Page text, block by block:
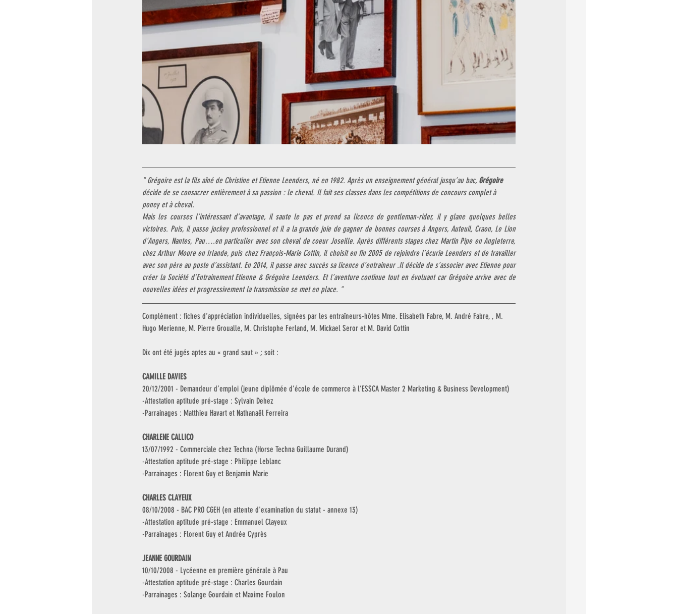
" Grégoire est la fils aîné de Christine et Etienne Leenders, né en 1982. Après un enseignement général jusqu’au bac, Grégoire
décide de se consacrer entièrement à sa passion : le cheval. Il fait ses classes dans les compétitions de concours complet à
poney et à cheval.
Mais les courses l’intéressant d’avantage, il saute le pas et prend sa licence de gentleman-rider, il y glane quelques belles
victoires. Puis, il passe jockey professionnel et il a la grande joie de gagner de bonnes courses à Angers, Auteuil, Craon, Le Lion
d’Angers, Nantes, Pau….en particulier avec son cheval de coeur Joseille. Après différents stages chez Martin Pipe en Angleterre,
chez Arthur Moore en Irlande, puis chez François-Marie Cottin, il choisit en fin 2005 de rejoindre l’écurie Leenders et de travailler
avec son père au poste d’assistant. En 2014, il passe avec succès sa licence d’entraineur .Il décide de s’associer avec Etienne pour
créer la Société d’Entrainement Etienne & Grégoire Leenders. Et l’aventure continue tout en évoluant car Grégoire arrive avec de
nouvelles idées et progressivement la transmission se met en place. "
Complément : fiches d’appréciation individuelles, signées par les entraîneurs-hôtes Mme. Elisabeth Fabre, M. André Fabre, , M.
Hugo Merienne, M. Pierre Groualle, M. Christophe Ferland, M. Mickael Seror et M. David Cottin
Dix ont été jugés aptes au « grand saut » ; soit :
CAMILLE DAVIES
20/12/2001 - Demandeur d’emploi (jeune diplômée d’école de commerce à l’ESSCA Master 2 Marketing & Business Development)
-Attestation aptitude pré-stage : Sylvain Dehez
-Parrainages : Matthieu Havart et Nathanaël Ferreira
CHARLENE CALLICO
13/07/1992 - Commerciale chez Techna (Horse Techna Guillaume Durand)
-Attestation aptitude pré-stage : Philippe Leblanc
-Parrainages : Florent Guy et Benjamin Marie
CHARLES CLAYEUX
08/10/2008 - BAC PRO CGEH (en attente d'examination du statut - annexe 13)
-Attestation aptitude pré-stage : Emmanuel Clayeux
-Parrainages : Florent Guy et Andrée Cyprès
JEANNE GOURDAIN
10/10/2008 - Lycéenne en première générale à Pau
-Attestation aptitude pré-stage : Charles Gourdain
-Parrainages : Solange Gourdain et Maxime Foulon